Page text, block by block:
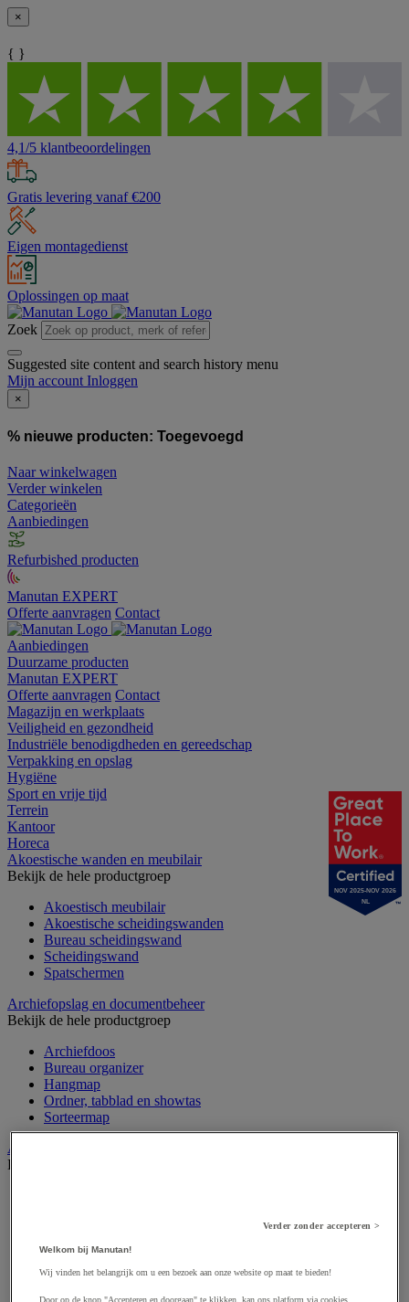
×
{ }
4,1/5 klantbeoordelingen
Gratis levering vanaf €200
Eigen montagedienst
Oplossingen op maat
Zoek
Suggested site content and search history menu
Mijn account Inloggen
×
% nieuwe producten: Toegevoegd
Naar winkelwagen
Verder winkelen
Categorieën
Aanbiedingen
Refurbished producten
Manutan EXPERT
Offerte aanvragen Contact
Aanbiedingen
Duurzame producten
Manutan EXPERT
Offerte aanvragen Contact
Magazijn en werkplaats
Veiligheid en gezondheid
Industriële benodigdheden en gereedschap
Verpakking en opslag
Hygiëne
Sport en vrije tijd
Terrein
Kantoor
Horeca
Akoestische wanden en meubilair
Bekijk de hele productgroep
Akoestisch meubilair
Akoestische scheidingswanden
Bureau scheidingswand
Scheidingswand
Spatschermen
Archiefopslag en documentbeheer
Bekijk de hele productgroep
Archiefdoos
Bureau organizer
Hangmap
Ordner, tabblad en showtas
Sorteermap
Audiovisueel
Bekijk de hele productgroep
Dynamisch en interactief weergavesysteem
Fotocamera, videocamera en verrekijker
Projectie en videoprojectie-apparatuur
Studioverlichting en accessoires
NOV 2025-NOV 2026
NL
Verder zonder accepteren >
Welkom bij Manutan!
Wij vinden het belangrijk om u een bezoek aan onze website op maat te bieden!
Door op de knop "Accepteren en doorgaan" te klikken, kan ons platform via cookies